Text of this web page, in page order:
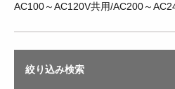
AC100～AC120V共用/AC200～
絞り込み検索